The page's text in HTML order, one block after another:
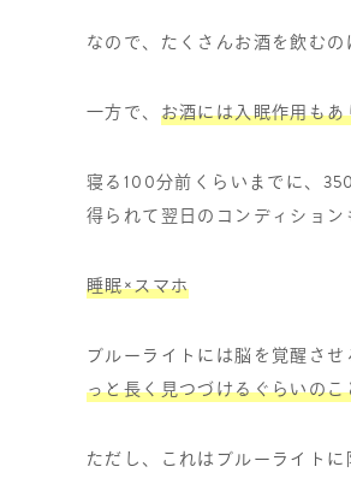
なので、たくさんお酒を飲むの
一方で、 お酒には入眠作用もあ
寝る100分前くらいまでに、
得られて翌日のコンディション
睡眠×スマホ
ブルーライトには脳を覚醒さ
っと長く見つづけるぐらいの
ただし、これはブルーライトに